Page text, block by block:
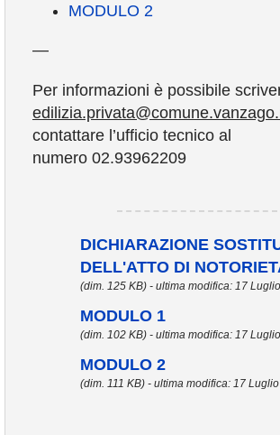
MODULO 2
—
Per informazioni è possibile
contattare l’ufficio tecnico al
numero 02.93962209
DICHIARAZIONE
DELL'ATTO DI
(dim. 125 KB) - ultima modifica: 17
MODULO 1
(dim. 102 KB) - ultima modifica: 17
MODULO 2
(dim. 111 KB) - ultima modifica: 17